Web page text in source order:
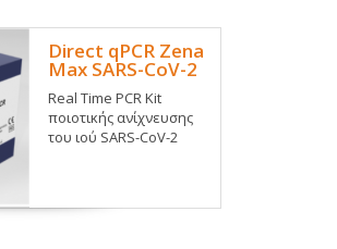
Direct qPCR Zena
Max SARS-CoV-2
Real Time PCR Kit
ποιοτικής ανίχνευσης
του ιού SARS-CoV-2